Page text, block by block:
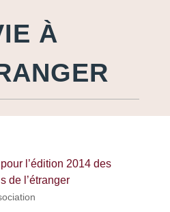
À
l’édition 2014 des
de l’étranger